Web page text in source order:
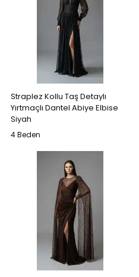
Straplez Kollu Taş Detaylı
Yırtmaçlı Dantel Abiye Elbise
Siyah
4 Beden